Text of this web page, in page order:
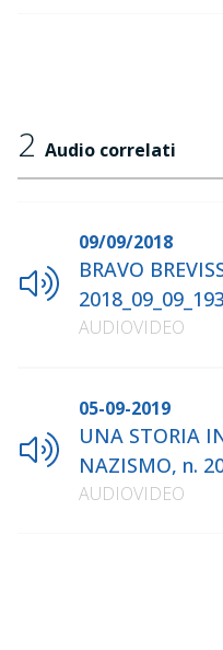
2 Audio correlati
09/09/2018
BRAVO
2018_09_09_193
AUDIOVIDEO
05-09-2019
UNA STORIA
NAZISMO, n.
AUDIOVIDEO